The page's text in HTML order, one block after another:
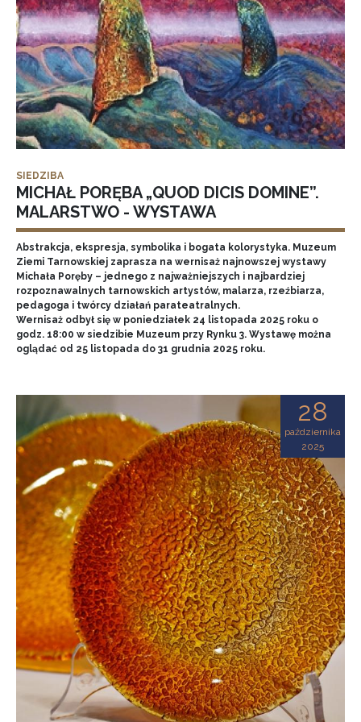
SIEDZIBA
MICHAŁ PORĘBA „QUOD DICIS DOMINE”.
MALARSTWO - WYSTAWA
Abstrakcja, ekspresja, symbolika i bogata kolorystyka. Muzeum
Ziemi Tarnowskiej zaprasza na wernisaż najnowszej wystawy
Michała Poręby – jednego z najważniejszych i najbardziej
rozpoznawalnych tarnowskich artystów, malarza, rzeźbiarza,
pedagoga i twórcy działań parateatralnych.
Wernisaż odbył się w poniedziałek 24 listopada 2025 roku o
godz. 18:00 w siedzibie Muzeum przy Rynku 3. Wystawę można
oglądać od 25 listopada do 31 grudnia 2025 roku.
28
października
2025